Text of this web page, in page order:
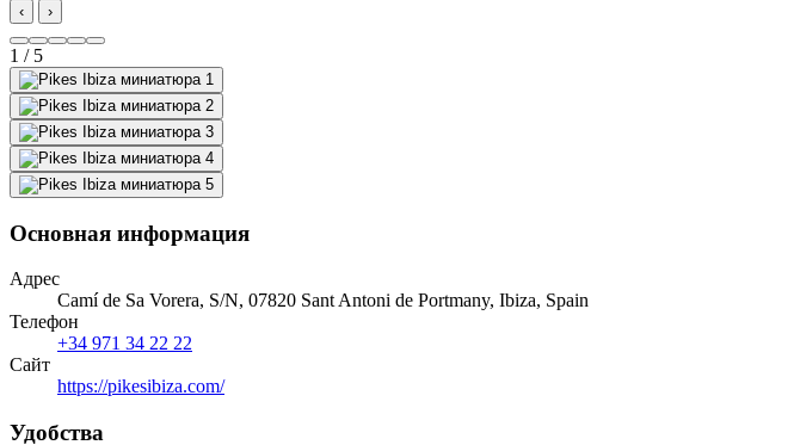
‹ ›
1 / 5
Основная информация
Адрес
Camí de Sa Vorera, S/N, 07820 Sant Antoni de Portmany, Ibiza, Spain
Телефон
+34 971 34 22 22
Сайт
https://pikesibiza.com/
Удобства